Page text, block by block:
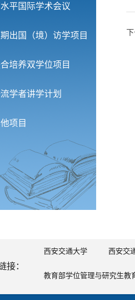
平国际学术会议
出国（境）访学项目
培养双学位项目
学者讲学计划
项目
接：
西安交通大学 西安交
教育部学位管理与研究生教